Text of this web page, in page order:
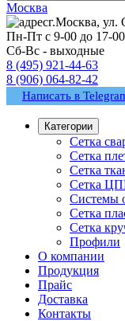
Москва
г.Москва, ул.
Пн-Пт с 9-00 до 17-00
Сб-Вс - выходные
8 (495) 921-44-63
8 (906) 064-82-42
Написать в
Категории
Сетка
Сетка
Сетка
Сетка
Системы
Сетка
Сетка
Профили
О компании
Продукция
Прайс
Доставка
Контакты